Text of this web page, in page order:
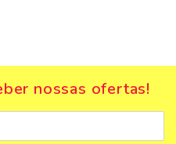
nossas ofertas!